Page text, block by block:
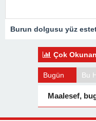
Burun dolgusu yüz
Çok
Bugün Bu
Maalesef,